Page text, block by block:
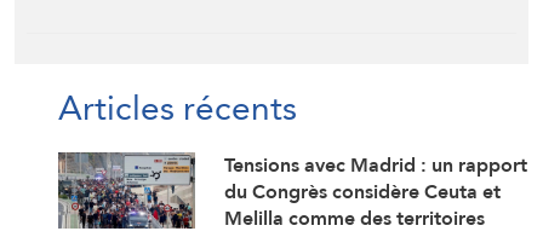
Articles récents
Tensions avec Madrid : un rapport
du Congrès considère Ceuta et
Melilla comme des territoires